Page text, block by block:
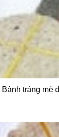
Bánh tráng mè